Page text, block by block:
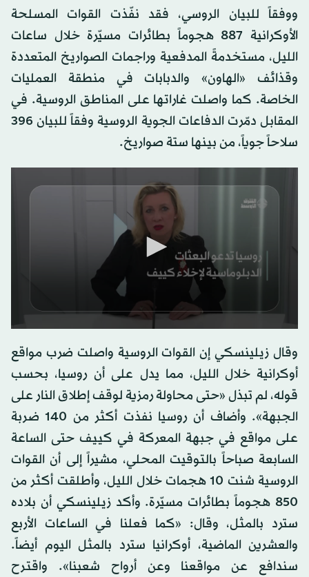
ووفقاً للبيان الروسي، فقد نفّذت القوات المسلحة
الأوكرانية 887 هجوماً بطائرات مسيّرة خلال ساعات
الليل، مستخدمةً المدفعية وراجمات الصواريخ المتعددة
وقذائف «الهاون» والدبابات في منطقة العمليات
الخاصة. كما واصلت غاراتها على المناطق الروسية. في
المقابل دمّرت الدفاعات الجوية الروسية وفقاً للبيان 396
سلاحاً جوياً، من بينها ستة صواريخ.
seconds
of
seconds
وقال زيلينسكي إن القوات الروسية واصلت ضرب مواقع
أوكرانية خلال الليل، مما يدل على أن روسيا، بحسب
قوله، لم تبذل «حتى محاولة رمزية لوقف إطلاق النار على
الجبهة». وأضاف أن روسيا نفذت أكثر من 140 ضربة
على مواقع في جبهة المعركة في كييف حتى الساعة
السابعة صباحاً بالتوقيت المحلي، مشيراً إلى أن القوات
الروسية شنت 10 هجمات خلال الليل، وأطلقت أكثر من
850 هجوماً بطائرات مسيّرة. وأكد زيلينسكي أن بلاده
سترد بالمثل، وقال: «كما فعلنا في الساعات الأربع
والعشرين الماضية، أوكرانيا سترد بالمثل اليوم أيضاً.
سندافع عن مواقعنا وعن أرواح شعبنا». واقترح